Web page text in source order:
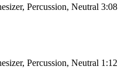
Percussion, Neutral 3:08
Percussion, Neutral 1:12